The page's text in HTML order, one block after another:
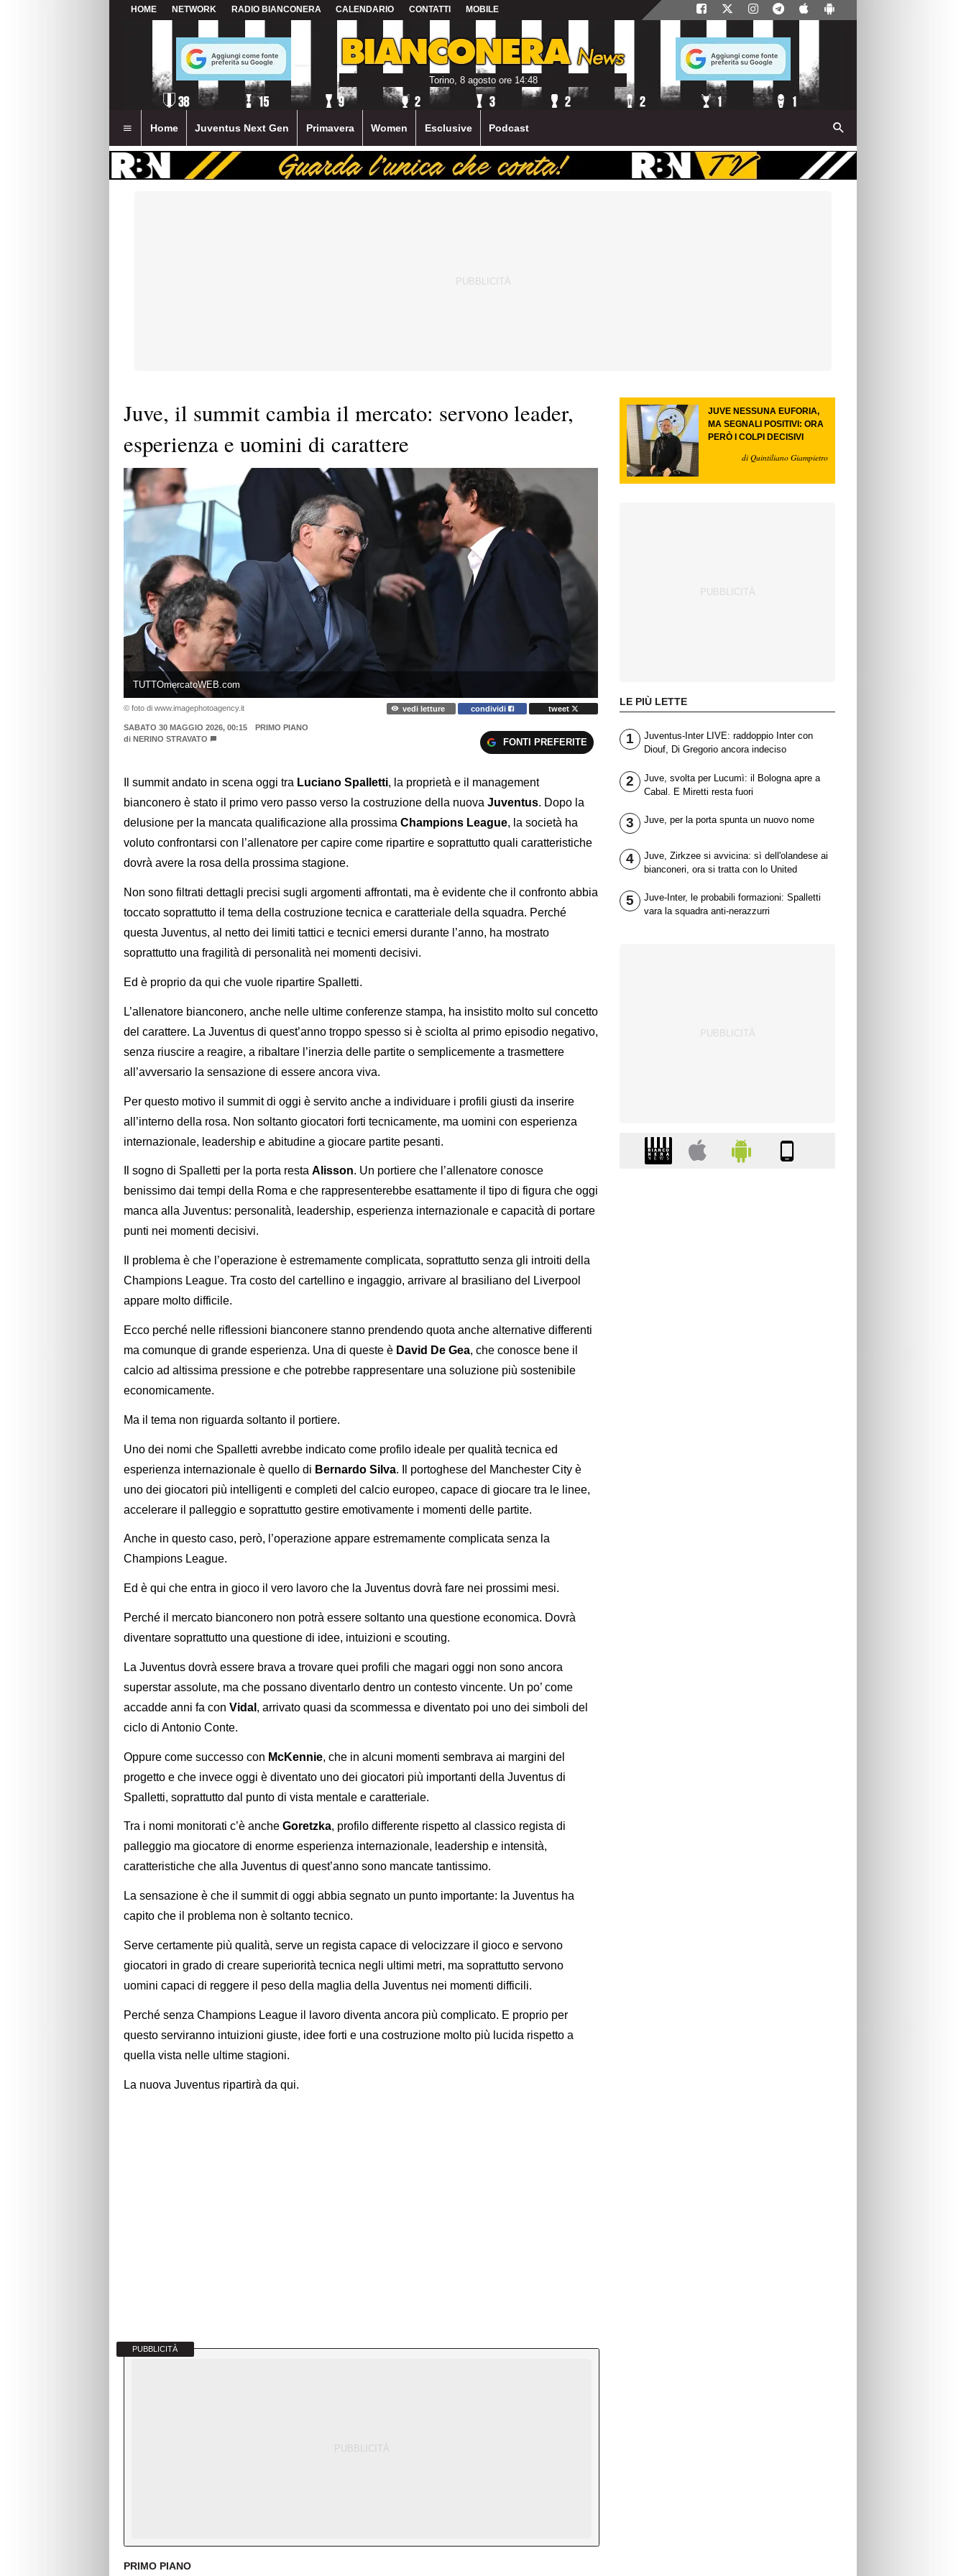
HOME NETWORK RADIO BIANCONERA CALENDARIO CONTATTI MOBILE
Torino, 8 agosto ore 14:48
Home Juventus Next Gen Primavera Women Esclusive Podcast
Juve, il summit cambia il mercato: servono leader,
esperienza e uomini di carattere
TUTTOmercatoWEB.com
© foto di www.imagephotoagency.it vedi letture condividi tweet
SABATO 30 MAGGIO 2026, 00:15
PRIMO PIANO
di NERINO STRAVATO FONTI PREFERITE
Il summit andato in scena oggi tra Luciano Spalletti, la proprietà e il management
bianconero è stato il primo vero passo verso la costruzione della nuova Juventus. Dopo la
delusione per la mancata qualificazione alla prossima Champions League, la società ha
voluto confrontarsi con l’allenatore per capire come ripartire e soprattutto quali caratteristiche
dovrà avere la rosa della prossima stagione.
Non sono filtrati dettagli precisi sugli argomenti affrontati, ma è evidente che il confronto abbia
toccato soprattutto il tema della costruzione tecnica e caratteriale della squadra. Perché
questa Juventus, al netto dei limiti tattici e tecnici emersi durante l’anno, ha mostrato
soprattutto una fragilità di personalità nei momenti decisivi.
Ed è proprio da qui che vuole ripartire Spalletti.
L’allenatore bianconero, anche nelle ultime conferenze stampa, ha insistito molto sul concetto
del carattere. La Juventus di quest’anno troppo spesso si è sciolta al primo episodio negativo,
senza riuscire a reagire, a ribaltare l’inerzia delle partite o semplicemente a trasmettere
all’avversario la sensazione di essere ancora viva.
Per questo motivo il summit di oggi è servito anche a individuare i profili giusti da inserire
all’interno della rosa. Non soltanto giocatori forti tecnicamente, ma uomini con esperienza
internazionale, leadership e abitudine a giocare partite pesanti.
Il sogno di Spalletti per la porta resta Alisson. Un portiere che l’allenatore conosce
benissimo dai tempi della Roma e che rappresenterebbe esattamente il tipo di figura che oggi
manca alla Juventus: personalità, leadership, esperienza internazionale e capacità di portare
punti nei momenti decisivi.
Il problema è che l’operazione è estremamente complicata, soprattutto senza gli introiti della
Champions League. Tra costo del cartellino e ingaggio, arrivare al brasiliano del Liverpool
appare molto difficile.
Ecco perché nelle riflessioni bianconere stanno prendendo quota anche alternative differenti
ma comunque di grande esperienza. Una di queste è David De Gea, che conosce bene il
calcio ad altissima pressione e che potrebbe rappresentare una soluzione più sostenibile
economicamente.
Ma il tema non riguarda soltanto il portiere.
Uno dei nomi che Spalletti avrebbe indicato come profilo ideale per qualità tecnica ed
esperienza internazionale è quello di Bernardo Silva. Il portoghese del Manchester City è
uno dei giocatori più intelligenti e completi del calcio europeo, capace di giocare tra le linee,
accelerare il palleggio e soprattutto gestire emotivamente i momenti delle partite.
Anche in questo caso, però, l’operazione appare estremamente complicata senza la
Champions League.
Ed è qui che entra in gioco il vero lavoro che la Juventus dovrà fare nei prossimi mesi.
Perché il mercato bianconero non potrà essere soltanto una questione economica. Dovrà
diventare soprattutto una questione di idee, intuizioni e scouting.
La Juventus dovrà essere brava a trovare quei profili che magari oggi non sono ancora
superstar assolute, ma che possano diventarlo dentro un contesto vincente. Un po’ come
accadde anni fa con Vidal , arrivato quasi da scommessa e diventato poi uno dei simboli del
ciclo di Antonio Conte.
Oppure come successo con McKennie, che in alcuni momenti sembrava ai margini del
progetto e che invece oggi è diventato uno dei giocatori più importanti della Juventus di
Spalletti, soprattutto dal punto di vista mentale e caratteriale.
Tra i nomi monitorati c’è anche Goretzka, profilo differente rispetto al classico regista di
palleggio ma giocatore di enorme esperienza internazionale, leadership e intensità,
caratteristiche che alla Juventus di quest’anno sono mancate tantissimo.
La sensazione è che il summit di oggi abbia segnato un punto importante: la Juventus ha
capito che il problema non è soltanto tecnico.
Serve certamente più qualità, serve un regista capace di velocizzare il gioco e servono
giocatori in grado di creare superiorità tecnica negli ultimi metri, ma soprattutto servono
uomini capaci di reggere il peso della maglia della Juventus nei momenti difficili.
Perché senza Champions League il lavoro diventa ancora più complicato. E proprio per
questo serviranno intuizioni giuste, idee forti e una costruzione molto più lucida rispetto a
quella vista nelle ultime stagioni.
La nuova Juventus ripartirà da qui.
PUBBLICITÀ
PRIMO PIANO
JUVE NESSUNA EUFORIA,
MA SEGNALI POSITIVI: ORA
PERÒ I COLPI DECISIVI
di Quintiliano Giampietro
LE PIÙ LETTE
1
Juventus-Inter LIVE: raddoppio Inter con
Diouf, Di Gregorio ancora indeciso
2
Juve, svolta per Lucumì: il Bologna apre a
Cabal. E Miretti resta fuori
3 Juve, per la porta spunta un nuovo nome
4
Juve, Zirkzee si avvicina: sì dell'olandese ai
bianconeri, ora si tratta con lo United
5
Juve-Inter, le probabili formazioni: Spalletti
vara la squadra anti-nerazzurri